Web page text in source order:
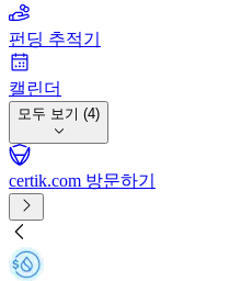
펀딩 추적기
캘린더
모두 보기 (4)
certik.com 방문하기